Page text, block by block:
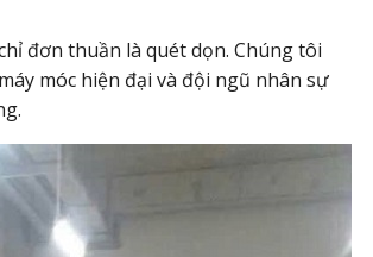
đơn thuần là quét dọn. Chúng tôi
móc hiện đại và đội ngũ nhân sự